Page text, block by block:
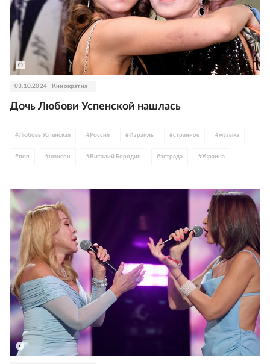
03.10.2024 Кинократия
Дочь Любови Успенской нашлась
# Любовь Успенская # Россия # Израиль #странное #музыка
#поп #шансон # Виталий Бородин #эстрада #Украина